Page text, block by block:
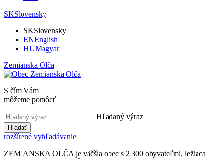
SKSlovensky
SKSlovensky
ENEnglish
HUMagyar
Zemianska Olča
S čím Vám
môžeme pomôcť
Hľadaný výraz
Hľadať
rozšírené vyhľadávanie
ZEMIANSKA OLČA je väčšia obec s 2 300 obyvateľmi, ležiaca